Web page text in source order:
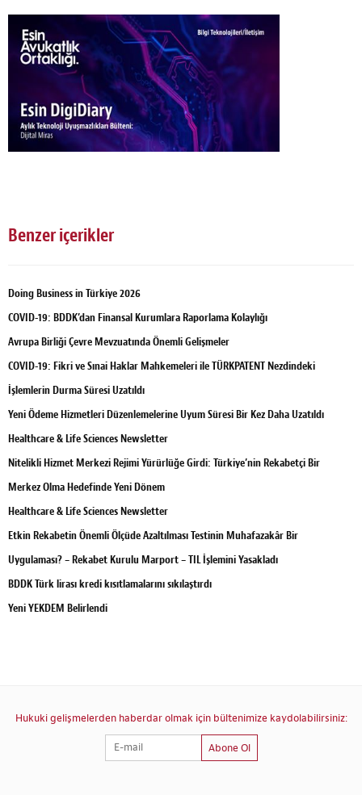
Benzer içerikler
Doing Business in Türkiye 2026
COVID-19: BDDK’dan Finansal Kurumlara Raporlama Kolaylığı
Avrupa Birliği Çevre Mevzuatında Önemli Gelişmeler
COVID-19: Fikri ve Sınai Haklar Mahkemeleri ile TÜRKPATENT Nezdindeki
İşlemlerin Durma Süresi Uzatıldı
Yeni Ödeme Hizmetleri Düzenlemelerine Uyum Süresi Bir Kez Daha Uzatıldı
Healthcare & Life Sciences Newsletter
Nitelikli Hizmet Merkezi Rejimi Yürürlüğe Girdi: Türkiye’nin Rekabetçi Bir
Merkez Olma Hedefinde Yeni Dönem
Healthcare & Life Sciences Newsletter
Etkin Rekabetin Önemli Ölçüde Azaltılması Testinin Muhafazakâr Bir
Uygulaması? – Rekabet Kurulu Marport – TIL İşlemini Yasakladı
BDDK Türk lirası kredi kısıtlamalarını sıkılaştırdı
Yeni YEKDEM Belirlendi
Hukuki gelişmelerden haberdar olmak için bültenimize kaydolabilirsiniz:
Abone Ol